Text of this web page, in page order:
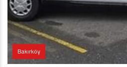
Bakırköy